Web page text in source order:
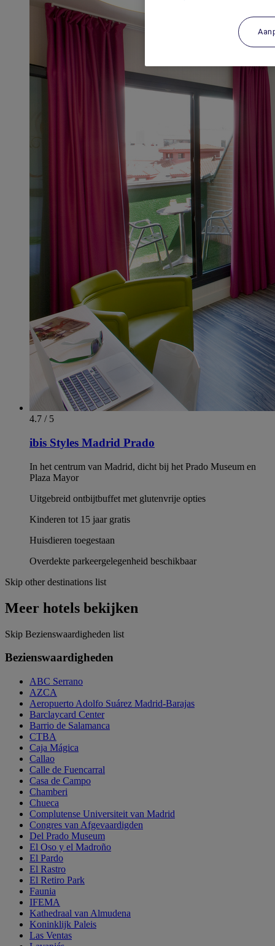
4.7 / 5
ibis Styles Madrid Prado
In het centrum van Madrid, dicht bij het Prado Museum en
Plaza Mayor
Uitgebreid ontbijtbuffet met glutenvrije opties
Kinderen tot 15 jaar gratis
Huisdieren toegestaan
Overdekte parkeergelegenheid beschikbaar
Skip other destinations list
Meer hotels bekijken
Skip Bezienswaardigheden list
Bezienswaardigheden
ABC Serrano
AZCA
Aeropuerto Adolfo Suárez Madrid-Barajas
Barclaycard Center
Barrio de Salamanca
CTBA
Caja Mágica
Callao
Calle de Fuencarral
Casa de Campo
Chamberi
Chueca
Complutense Universiteit van Madrid
Congres van Afgevaardigden
Del Prado Museum
El Oso y el Madroño
El Pardo
El Rastro
El Retiro Park
Faunia
IFEMA
Kathedraal van Almudena
Koninklijk Paleis
Las Ventas